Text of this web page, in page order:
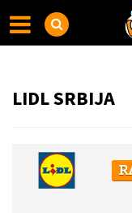
LIDL SRBIJA